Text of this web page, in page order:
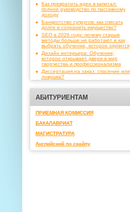
Как превратить идеи в капитал:
полное руководство по пассивному
доходу
Банкротство супругов: как списать
долги и сохранить имущество?
SEO в 2026 году: почему старые
методы больше не работают и как
выбрать обучение, которое окупится
Дизайн интерьера: Обучение,
которое открывает двери в мир
творчества и профессионализма
Диссертация на заказ: спасение или
ловушка?
АБИТУРИЕНТАМ
ПРИЕМНАЯ КОМИССИЯ
БАКАЛАВРИАТ
МАГИСТРАТУРА
Английский по скайпу